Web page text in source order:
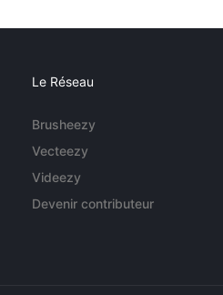
Le Réseau
Brusheezy
Vecteezy
Videezy
Devenir contributeur